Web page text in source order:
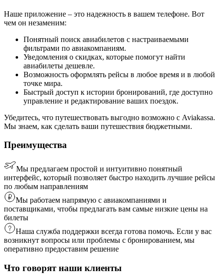
Наше приложение – это надежность в вашем телефоне. Вот
чем он незаменим:
Понятный поиск авиабилетов с настраиваемыми
фильтрами по авиакомпаниям.
Уведомления о скидках, которые помогут найти
авиабилеты дешевле.
Возможность оформлять рейсы в любое время и в любой
точке мира.
Быстрый доступ к истории бронирований, где доступно
управление и редактирование ваших поездок.
Убедитесь, что путешествовать выгодно возможно с Aviakassa.
Мы знаем, как сделать ваши путешествия бюджетными.
Преимущества
Мы предлагаем простой и интуитивно понятный
интерфейс, который позволяет быстро находить лучшие рейсы
по любым направлениям
Мы работаем напрямую с авиакомпаниями и
поставщиками, чтобы предлагать вам самые низкие цены на
билеты
Наша служба поддержки всегда готова помочь. Если у вас
возникнут вопросы или проблемы с бронированием, мы
оперативно предоставим решение
Что говорят наши клиенты